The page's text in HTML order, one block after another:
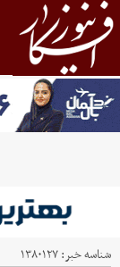
شناسه خبر:۱۳۸۰۱۲۷